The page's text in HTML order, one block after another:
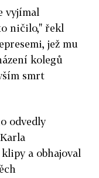
vyjímal
ničilo," řekl
jež mu
kolegů
smrt
odvedly
a obhajoval